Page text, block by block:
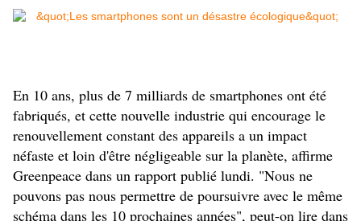
En 10 ans, plus de 7 milliards de smartphones ont été
fabriqués, et cette nouvelle industrie qui encourage le
renouvellement constant des appareils a un impact
néfaste et loin d'être négligeable sur la planète, affirme
Greenpeace dans un rapport publié lundi. "Nous ne
pouvons pas nous permettre de poursuivre avec le même
schéma dans les 10 prochaines années", peut-on lire dans